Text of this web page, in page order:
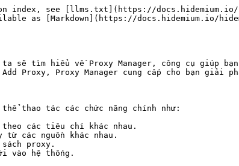
index, see [llms.txt](https://
as [Markdown](https://docs.hidemium.io/
sẽ tìm hiểu về Proxy Manager, công cụ giúp
Proxy, Proxy Manager cung cấp cho bạn giải
thể thao tác các chức năng chính như:
các tiêu chí khác nhau.
từ các nguồn khác nhau.
proxy.
vào hệ thống.